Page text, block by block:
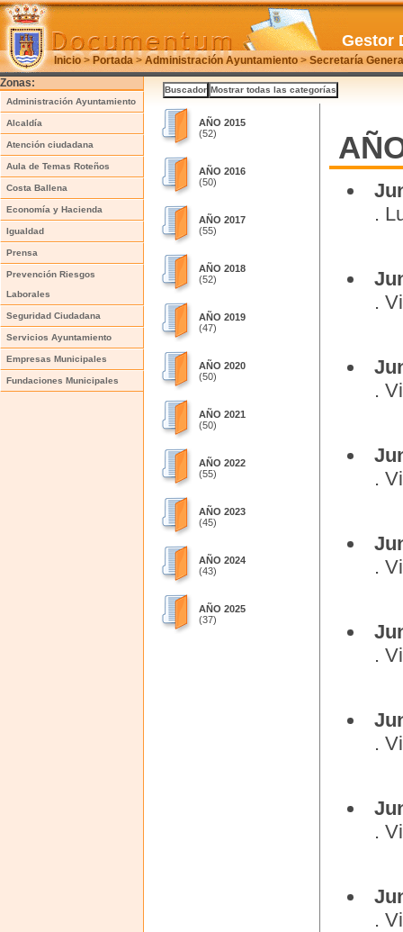
Inicio>Portada>Administración Ayuntamiento>Secretaría
Gestor
Zonas:
Administración Ayuntamiento
Alcaldía
Atención ciudadana
Aula de Temas Roteños
Costa Ballena
Economía y Hacienda
Igualdad
Prensa
Prevención Riesgos
Laborales
Seguridad Ciudadana
Servicios Ayuntamiento
Empresas Municipales
Fundaciones Municipales
AÑO 2015
(52)
AÑO 2016
(50)
AÑO 2017
(55)
AÑO 2018
(52)
AÑO 2019
(47)
AÑO 2020
(50)
AÑO 2021
(50)
AÑO 2022
(55)
AÑO 2023
(45)
AÑO 2024
(43)
AÑO 2025
(37)
.
.
.
.
.
.
.
.
.